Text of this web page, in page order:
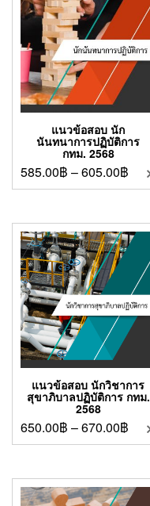
แนวข้อสอบ นัก
นันทนาการปฏิบัติการ
กทม. 2568
585.00฿ –605.00฿
แนวข้อสอบ นักวิชาการ
สุขาภิบาลปฏิบัติการ กทม.
2568
650.00฿ –670.00฿